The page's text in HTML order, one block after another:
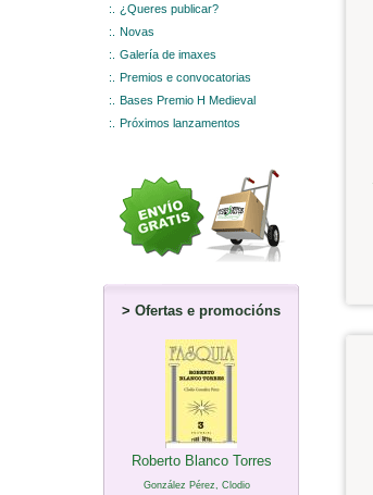
:.
¿Queres publicar?
:.
Novas
:.
Galería de imaxes
:.
Premios e convocatorias
:.
Bases Premio H Medieval
:.
Próximos lanzamentos
> Ofertas e promocións
Roberto Blanco Torres
González Pérez, Clodio